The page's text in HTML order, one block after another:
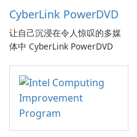
CyberLink PowerDVD
让自己沉浸在令人惊叹的多媒
体中 CyberLink PowerDVD